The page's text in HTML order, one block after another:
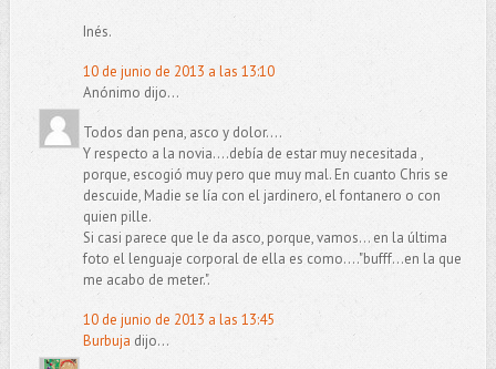
Inés.
10 de junio de 2013 a las 13:10
Anónimo dijo...
Todos dan pena, asco y dolor....
Y respecto a la novia....debía de estar muy necesitada ,
porque, escogió muy pero que muy mal. En cuanto Chris se
descuide, Madie se lía con el jardinero, el fontanero o con
quien pille.
Si casi parece que le da asco, porque, vamos... en la última
foto el lenguaje corporal de ella es como...."bufff...en la que
me acabo de meter.".
10 de junio de 2013 a las 13:45
Burbuja dijo...